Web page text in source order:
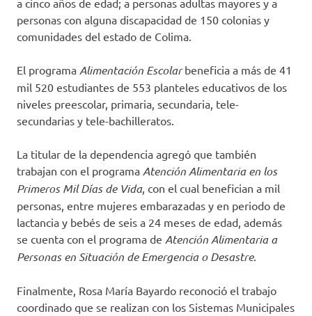
a cinco años de edad; a personas adultas mayores y a
personas con alguna discapacidad de 150 colonias y
comunidades del estado de Colima.
El programa Alimentación Escolarbeneficia a más de 41
mil 520 estudiantes de 553 planteles educativos de los
niveles preescolar, primaria, secundaria, tele-
secundarias y tele-bachilleratos.
La titular de la dependencia agregó que también
trabajan con el programa Atención Alimentaria en los
Primeros Mil Días de Vida, con el cual benefician a mil
personas, entre mujeres embarazadas y en periodo de
lactancia y bebés de seis a 24 meses de edad, además
se cuenta con el programa de Atención Alimentaria a
Personas en Situación de Emergencia o Desastre.
Finalmente, Rosa María Bayardo reconoció el trabajo
coordinado que se realizan con los Sistemas Municipales